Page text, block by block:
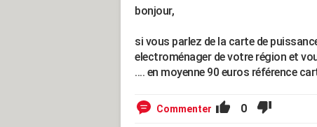
bonjour,
si vous parlez de la carte de
electroménager de votre région et
.... en moyenne 90 euros référence
Commenter 0